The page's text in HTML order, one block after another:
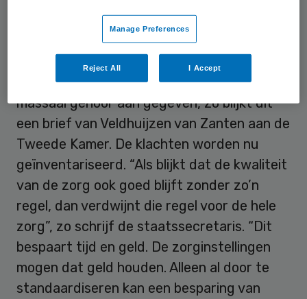
Om te inventariseren welke regels mogelijk
overbodig zijn, vroeg de staatssecretaris
instellingen eerder dit jaar om hun grieven
te melden. De instellingen hebben hier
massaal gehoor aan gegeven, zo blijkt uit
een brief van Veldhuijzen van Zanten aan de
Tweede Kamer. De klachten worden nu
geïnventariseerd. “Als blijkt dat de kwaliteit
van de zorg ook goed blijft zonder zo’n
regel, dan verdwijnt die regel voor de hele
zorg”, zo schrijf de staatssecretaris. “Dit
bespaart tijd en geld. De zorginstellingen
mogen dat geld houden. Alleen al door te
standaardiseren kan een besparing van
Manage Preferences
Reject All I Accept